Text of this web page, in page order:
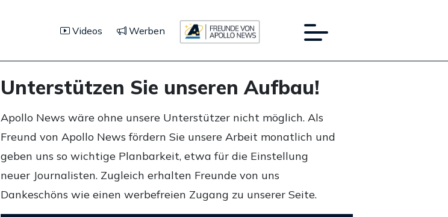
Videos Werben
Unterstützen Sie unseren Aufbau!
Apollo News wäre ohne unsere Unterstützer nicht möglich. Als
Freund von Apollo News fördern Sie unsere Arbeit monatlich und
geben uns so wichtige Planbarkeit, etwa für die Einstellung
neuer Journalisten. Zugleich erhalten Freunde von uns
Dankeschöns wie einen werbefreien Zugang zu unserer Seite.